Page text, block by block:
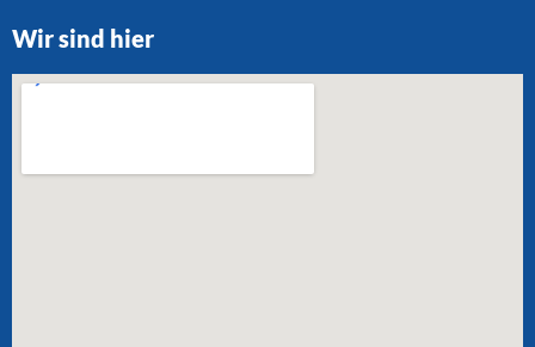
Wir sind hier